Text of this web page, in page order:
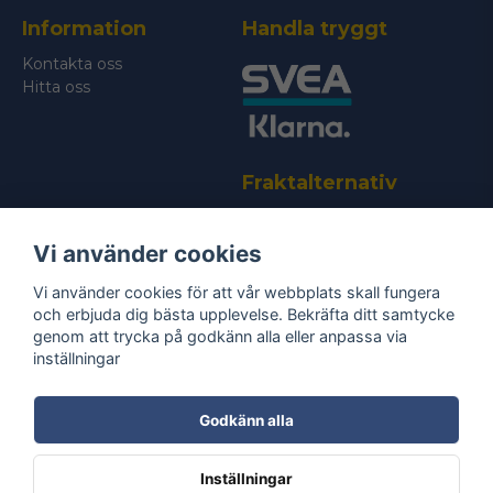
Skicka fråga
Information
Kontakta oss
Hitta oss
Handla tryggt
Fraktalternativ
Bli medlem i vårt nyhetsbrev
Skicka
Vi använder cookies
Vi använder cookies för att vår webbplats skall fungera
och erbjuda dig bästa upplevelse. Bekräfta ditt samtycke
genom att trycka på godkänn alla eller anpassa via
inställningar
Godkänn alla
Inställningar